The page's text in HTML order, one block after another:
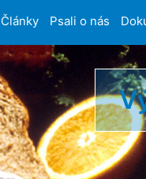
Články Psali o nás